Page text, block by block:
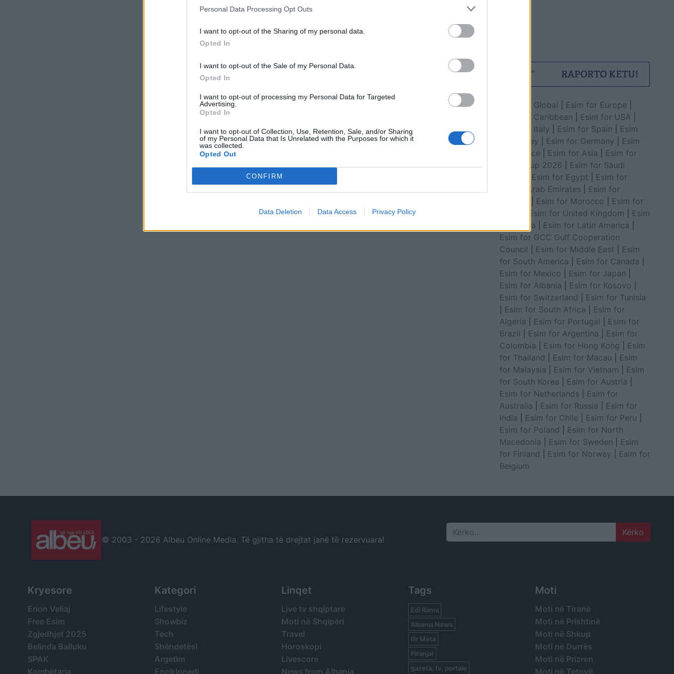
Personal Data Processing Opt Outs
I want to opt-out of the Sharing of my personal data.
Opted In
I want to opt-out of the Sale of my Personal Data.
Opted In
I want to opt-out of processing my Personal Data for Targeted
Advertising.
Opted In
I want to opt-out of Collection, Use, Retention, Sale, and/or Sharing
of my Personal Data that Is Unrelated with the Purposes for which it
was collected.
Opted Out
CONFIRM
Data Deletion Data Access Privacy Policy
Esim for Global Esim for Europe
Esim for Caribbean
Esim for USA
Esim for Italy
Esim for Spain
Esim
for Turkey
Esim for Germany
Esim
for Greece
Esim for Asia
Esim for
World Cup 2026
Esim for Saudi
Esim for Egypt
Esim for
United Arab Emirates
Esim for
Esim for Morocco
Esim for
Esim for United Kingdom
Esim
for Africa
Esim for Latin America
Esim for GCC Gulf Cooperation
Council
Esim for Middle East
Esim
for South America
Esim for Canada
Esim for Mexico
Esim for Japan
Esim for Albania
Esim for Kosovo
Esim for Switzerland
Esim for Tunisia
Esim for South Africa
Esim for
Algeria
Esim for Portugal
Esim for
Brazil
Esim for Argentina
Esim for
Colombia
Esim for Hong Kong
Esim
for Thailand
Esim for Macau
Esim
for Malaysia
Esim for Vietnam
Esim
for South Korea
Esim for Austria
Esim for Netherlands
Esim for
Australia
Esim for Russia
Esim for
India
Esim for Chile Esim for Peru
Esim for Poland
Esim for North
Macedonia
Esim for Sweden
Esim
for Finland
Esim for Norway
Esim for
Belgium
© 2003 - 2026 Albeu Online Media. Të gjitha të drejtat janë të rezervuara! Search
Kryesore
Erion Veliaj
Free Esim
Zgjedhjet 2025
Belinda Balluku
SPAK
Kombëtarja
Kategori
Lifestyle
Showbiz
Tech
Shëndetësi
Argetim
Enciklopedi
Linqet
Live tv shqiptare
Moti në Shqipëri
Travel
Horoskopi
Livescore
News from Albania
Tags
Edi Rama
Albania News
Ilir Meta
Piranjat
gazeta, tv, portale
Moti
Moti në Tiranë
Moti në Prishtinë
Moti në Shkup
Moti në Durrës
Moti në Prizren
Moti në Tetovë